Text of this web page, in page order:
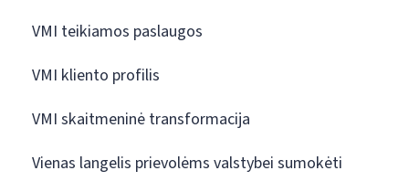
VMI teikiamos paslaugos
VMI kliento profilis
VMI skaitmeninė transformacija
Vienas langelis prievolėms valstybei sumokėti